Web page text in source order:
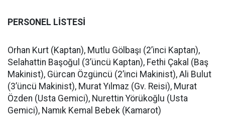
PERSONEL LİSTESİ
Orhan Kurt (Kaptan), Mutlu Gölbaşı (2’inci Kaptan),
Selahattin Başoğul (3’üncü Kaptan), Fethi Çakal (Baş
Makinist), Gürcan Özgüncü (2’inci Makinist), Ali Bulut
(3’üncü Makinist), Murat Yılmaz (Gv. Reisi), Murat
Özden (Usta Gemici), Nurettin Yörükoğlu (Usta
Gemici), Namık Kemal Bebek (Kamarot)